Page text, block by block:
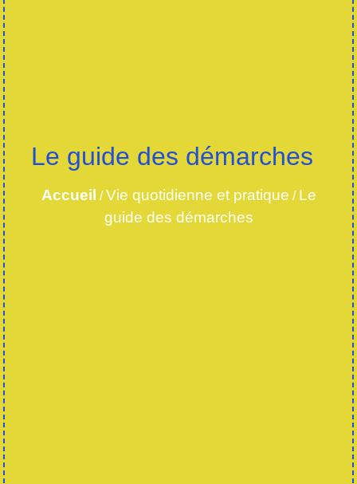
Le guide des démarches
Accueil /Vie quotidienne et pratique / Le
guide des démarches